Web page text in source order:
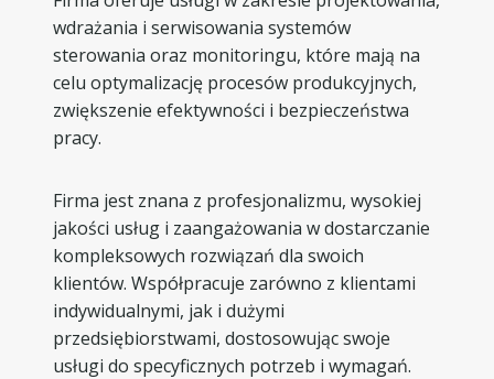
wdrażania i serwisowania systemów
sterowania oraz monitoringu, które mają na
celu optymalizację procesów produkcyjnych,
zwiększenie efektywności i bezpieczeństwa
pracy.
Firma jest znana z profesjonalizmu, wysokiej
jakości usług i zaangażowania w dostarczanie
kompleksowych rozwiązań dla swoich
klientów. Współpracuje zarówno z klientami
indywidualnymi, jak i dużymi
przedsiębiorstwami, dostosowując swoje
usługi do specyficznych potrzeb i wymagań.